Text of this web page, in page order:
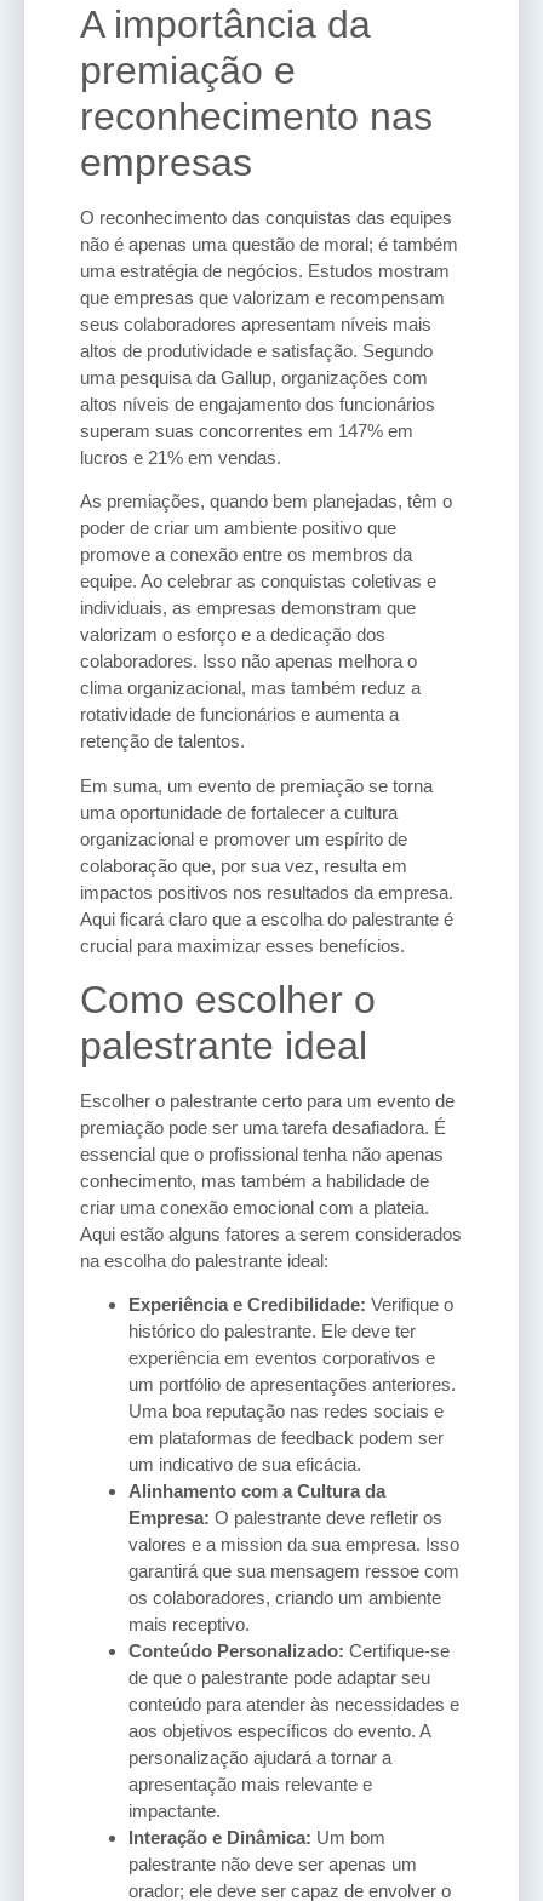
A importância da
premiação e
reconhecimento nas
empresas
O reconhecimento das conquistas das equipes
não é apenas uma questão de moral; é também
uma estratégia de negócios. Estudos mostram
que empresas que valorizam e recompensam
seus colaboradores apresentam níveis mais
altos de produtividade e satisfação. Segundo
uma pesquisa da Gallup, organizações com
altos níveis de engajamento dos funcionários
superam suas concorrentes em 147% em
lucros e 21% em vendas.
As premiações, quando bem planejadas, têm o
poder de criar um ambiente positivo que
promove a conexão entre os membros da
equipe. Ao celebrar as conquistas coletivas e
individuais, as empresas demonstram que
valorizam o esforço e a dedicação dos
colaboradores. Isso não apenas melhora o
clima organizacional, mas também reduz a
rotatividade de funcionários e aumenta a
retenção de talentos.
Em suma, um evento de premiação se torna
uma oportunidade de fortalecer a cultura
organizacional e promover um espírito de
colaboração que, por sua vez, resulta em
impactos positivos nos resultados da empresa.
Aqui ficará claro que a escolha do palestrante é
crucial para maximizar esses benefícios.
Como escolher o
palestrante ideal
Escolher o palestrante certo para um evento de
premiação pode ser uma tarefa desafiadora. É
essencial que o profissional tenha não apenas
conhecimento, mas também a habilidade de
criar uma conexão emocional com a plateia.
Aqui estão alguns fatores a serem considerados
na escolha do palestrante ideal:
Experiência e Credibilidade: Verifique o
histórico do palestrante. Ele deve ter
experiência em eventos corporativos e
um portfólio de apresentações anteriores.
Uma boa reputação nas redes sociais e
em plataformas de feedback podem ser
um indicativo de sua eficácia.
Alinhamento com a Cultura da
Empresa: O palestrante deve refletir os
valores e a mission da sua empresa. Isso
garantirá que sua mensagem ressoe com
os colaboradores, criando um ambiente
mais receptivo.
Conteúdo Personalizado: Certifique-se
de que o palestrante pode adaptar seu
conteúdo para atender às necessidades e
aos objetivos específicos do evento. A
personalização ajudará a tornar a
apresentação mais relevante e
impactante.
Interação e Dinâmica: Um bom
palestrante não deve ser apenas um
orador; ele deve ser capaz de envolver o